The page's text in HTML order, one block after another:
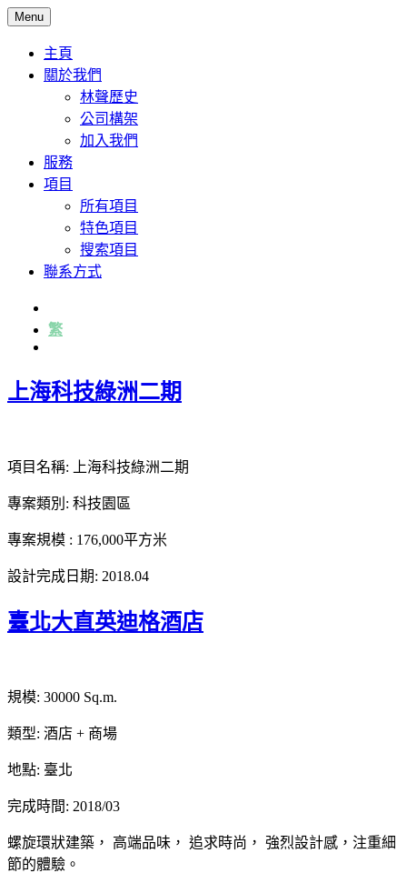
Menu
主頁
關於我們
林聲歷史
公司構架
加入我們
服務
項目
所有項目
特色項目
搜索項目
聯系方式
繁
上海科技綠洲二期
項目名稱: 上海科技綠洲二期
專案類別: 科技園區
專案規模 : 176,000平方米
設計完成日期: 2018.04
臺北大直英迪格酒店
規模: 30000 Sq.m.
類型: 酒店 + 商場
地點: 臺北
完成時間: 2018/03
螺旋環狀建築， 高端品味， 追求時尚， 強烈設計感，注重細
節的體驗。